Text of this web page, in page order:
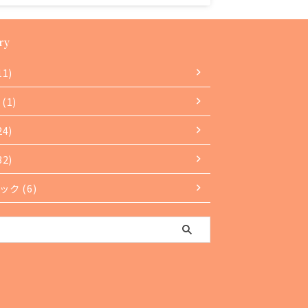
(1)
ク (6)